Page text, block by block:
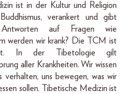
ist in der Kultur und Religion
verankert und gibt
Antworten auf Fragen wie
werden wir krank? Die TCM ist
In der Tibetologie gilt
aller Krankheiten. Wir wissen
uns bewegen, was wir
sollen. Tibetische Medizin ist